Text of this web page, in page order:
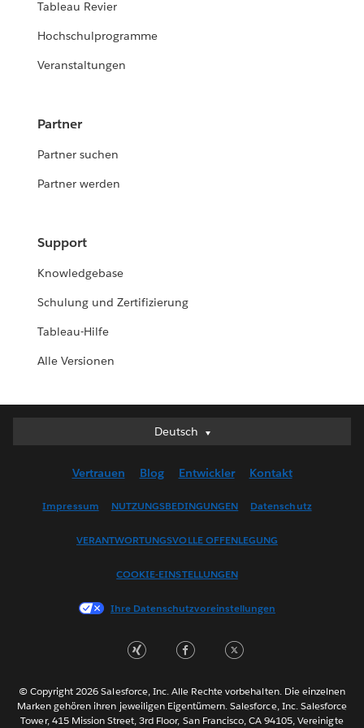
Tableau Revier
Hochschulprogramme
Veranstaltungen
Partner
Partner suchen
Partner werden
Support
Knowledgebase
Schulung und Zertifizierung
Tableau-Hilfe
Alle Versionen
Deutsch
Deutsch
English (US)
Français (France)
한국어
Português
ไทย
Vertrauen Blog Entwickler Kontakt
Impressum NUTZUNGSBEDINGUNGEN Datenschutz
VERANTWORTUNGSVOLLE OFFENLEGUNG
COOKIE-EINSTELLUNGEN
Ihre Datenschutzvoreinstellungen
© Copyright 2026 Salesforce, Inc. Alle Rechte vorbehalten. Die einzelnen
Marken gehören ihren jeweiligen Eigentümern. Salesforce, Inc. Salesforce
Tower, 415 Mission Street, 3rd Floor, San Francisco, CA 94105, Vereinigte